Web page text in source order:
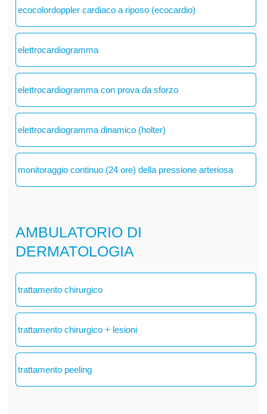
ecocolordoppler cardiaco a riposo (ecocardio)
elettrocardiogramma
elettrocardiogramma con prova da sforzo
elettrocardiogramma dinamico (holter)
monitoraggio continuo (24 ore) della pressione arteriosa
AMBULATORIO DI
DERMATOLOGIA
trattamento chirurgico
trattamento chirurgico + lesioni
trattamento peeling